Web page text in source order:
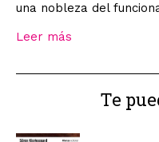
una nobleza del
Leer más
Te